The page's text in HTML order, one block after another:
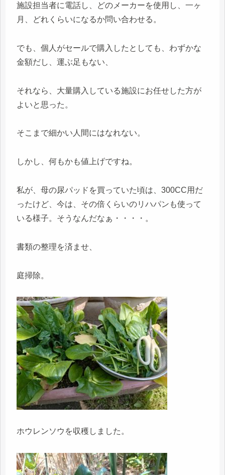
施設担当者に電話し、どのメーカーを使用し、一ヶ
月、どれくらいになるか問い合わせる。
でも、個人がセールで購入したとしても、わずかな
金額だし、運ぶ足もない、
それなら、大量購入している施設にお任せした方が
よいと思った。
そこまで細かい人間にはなれない。
しかし、何もかも値上げですね。
私が、母の尿パッドを買っていた頃は、300CC用だ
ったけど、今は、その倍くらいのリハパンも使って
いる様子。そうなんだなぁ・・・・。
書類の整理を済ませ、
庭掃除。
ホウレンソウを収穫しました。